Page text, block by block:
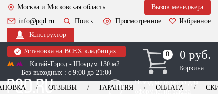
Москва и Московская область
Вызов менеджера
info@pqd.ru
Поиск Просмотренное
Избранное
Конструктор
Установка на ВСЕХ кладбищах
Китай-Город - Шоурум 130 м2
Без выходных : с 9:00 до 21:00
0
0 0 руб.
Корзина
Выезд менеджера для
оформления заказа
ОТЗЫВЫ ГАРАНТИЯ ОПЛАТА